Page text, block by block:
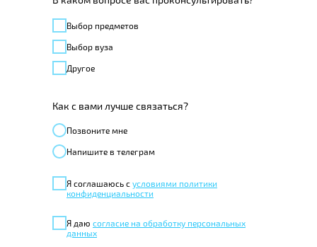
Выбор предметов
Выбор вуза
Другое
Как с вами лучше связаться?
Позвонитe мне
Напишите в телеграм
Я соглашаюсь с условиями политики
конфиденциальности
Я даю согласие на обработку персональных
данных